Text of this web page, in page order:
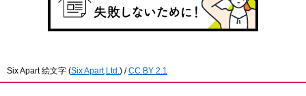
Six Apart 絵文字 (Six Apart,Ltd. ) /CC BY 2.1